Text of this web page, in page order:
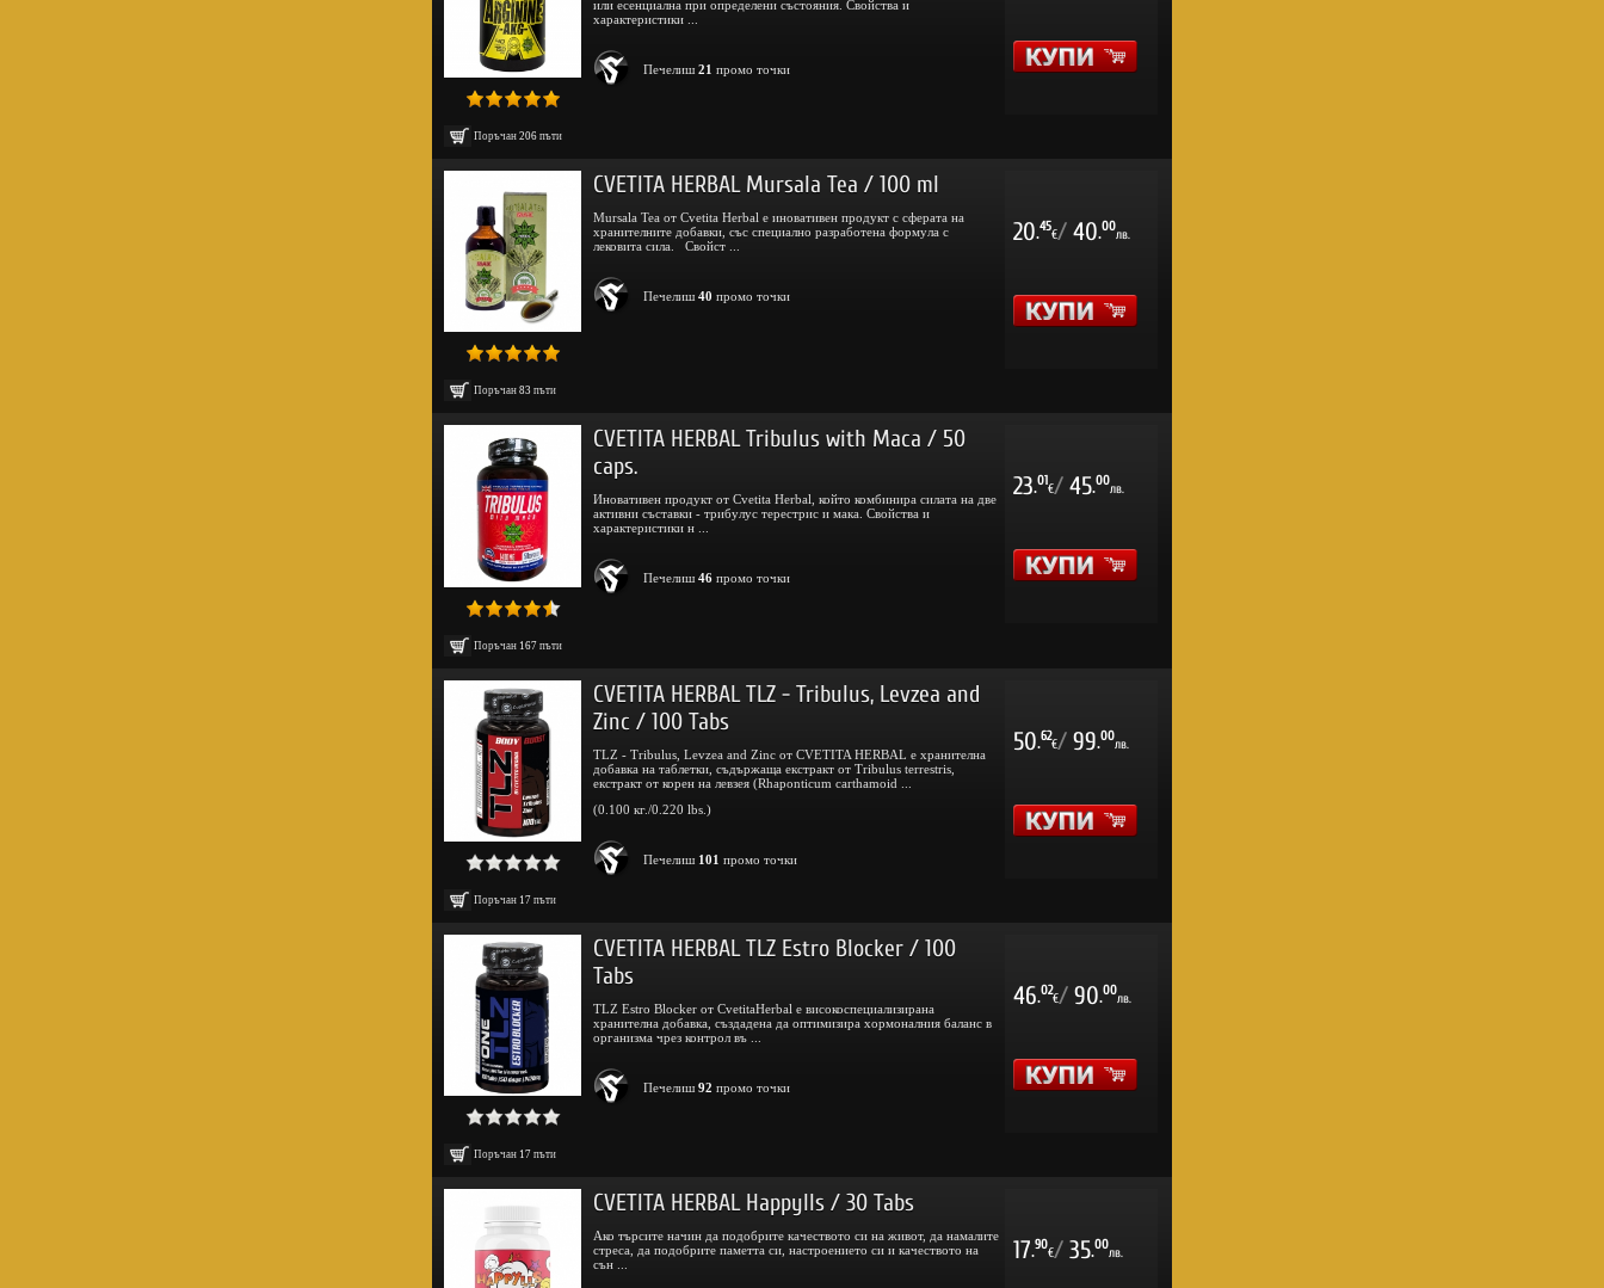
Поръчан 206 пъти
или есенциална при определени състояния. Свойства и
характеристики ...
Печелиш 21 промо точки
Поръчан 83 пъти
CVETITA HERBAL Mursala Tea / 100 ml
Mursala Tea от Cvetita Herbal е иновативен продукт с сферата на
хранителните добавки, със специално разработена формула с
лековита сила. Свойст ...
Печелиш 40 промо точки
20.45
€/ 40.00
лв.
Поръчан 167 пъти
CVETITA HERBAL Tribulus with Maca / 50
caps.
Иновативен продукт от Cvetita Herbal, който комбинира силата на две
активни съставки - трибулус терестрис и мака. Свойства и
характеристики н ...
Печелиш 46 промо точки
23.01
€/ 45.00
лв.
Поръчан 17 пъти
CVETITA HERBAL TLZ - Tribulus, Levzea and
Zinc / 100 Tabs
TLZ - Tribulus, Levzea and Zinc от CVETITA HERBAL е хранителна
добавка на таблетки, съдържаща екстракт от Tribulus terrestris,
екстракт от корен на левзея (Rhaponticum carthamoid ...
(0.100 кг./0.220 lbs.)
Печелиш 101 промо точки
50.62
€/ 99.00
лв.
Поръчан 17 пъти
CVETITA HERBAL TLZ Estro Blocker / 100
Tabs
TLZ Estro Blocker от CvetitaHerbal е високоспециализирана
хранителна добавка, създадена да оптимизира хормоналния баланс в
организма чрез контрол въ ...
Печелиш 92 промо точки
46.02
€/ 90.00
лв.
CVETITA HERBAL Happylls / 30 Tabs
Ако търсите начин да подобрите качеството си на живот, да намалите
стреса, да подобрите паметта си, настроението си и качеството на
сън ...
17.90
€/ 35.00
лв.